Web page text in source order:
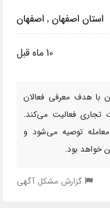
استان اصفهان, اصفهان
10 ماه قبل
با هدف معرفی فعالان
تجاری فعالیت می‌کند.
توصیه می‌شود و
خواهد بود.
گزارش مشکل آگهی